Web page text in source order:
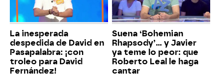
La inesperada
despedida de David en
Pasapalabra: ¡con
troleo para David
Fernández!
Suena ‘Bohemian
Rhapsody’... y Javier
ya teme lo peor: que
Roberto Leal le haga
cantar